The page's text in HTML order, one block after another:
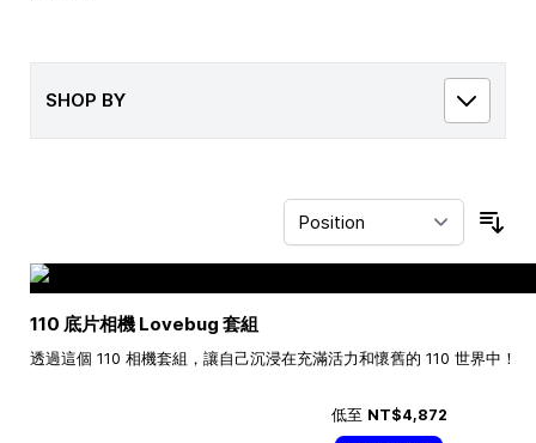
SHOP BY
110 底片相機 Lovebug 套組
透過這個 110 相機套組，讓自己沉浸在充滿活力和懷舊的 110 世界中！
低至 NT$4,872